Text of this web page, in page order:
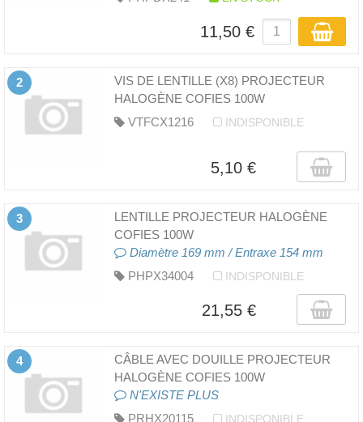
11,50 €
2
VIS DE LENTILLE (X8) PROJECTEUR
HALOGÈNE COFIES 100W
VTFCX1216
INDISPONIBLE
5,10 €
3
LENTILLE PROJECTEUR HALOGÈNE
COFIES 100W
Diamètre 169 mm / Entraxe 154 mm
PHPX34004
INDISPONIBLE
21,55 €
4
CÂBLE AVEC DOUILLE PROJECTEUR
HALOGÈNE COFIES 100W
N'EXISTE PLUS
PRHX20115
INDISPONIBLE